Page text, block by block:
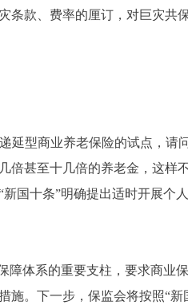
款、费率的厘订，对巨灾共
型商业养老保险的试点，请
甚至十几倍的养老金，这样
国十条”明确提出适时开展个
体系的重要支柱，要求商业
。下一步，保监会将按照“